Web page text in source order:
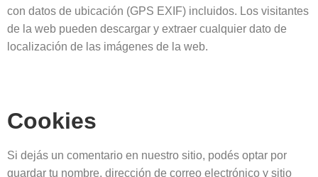
con datos de ubicación (GPS EXIF) incluidos. Los visitantes
de la web pueden descargar y extraer cualquier dato de
localización de las imágenes de la web.
Cookies
Si dejás un comentario en nuestro sitio, podés optar por
guardar tu nombre, dirección de correo electrónico y sitio